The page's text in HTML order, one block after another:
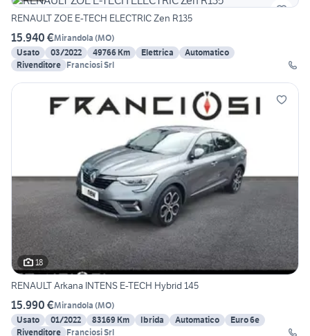
RENAULT ZOE E-TECH ELECTRIC Zen R135
15.940 €Mirandola (MO)
Usato
03/2022 49766 Km Elettrica
Automatico
Rivenditore Franciosi Srl
18
RENAULT Arkana INTENS E-TECH Hybrid 145
15.990 €Mirandola (MO)
Usato
01/2022 83169 Km Ibrida Automatico
Euro 6e
Rivenditore Franciosi Srl